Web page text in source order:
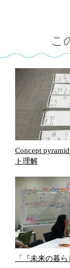
こ
Concept
ト理解
「『未来の暮